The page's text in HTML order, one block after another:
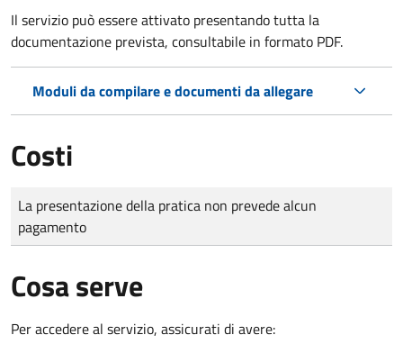
Il servizio può essere attivato presentando tutta la
documentazione prevista, consultabile in formato PDF.
Moduli da compilare e documenti da allegare
Costi
Tipo di pagamento
Importo
La presentazione della pratica non prevede alcun
pagamento
Cosa serve
Per accedere al servizio, assicurati di avere: